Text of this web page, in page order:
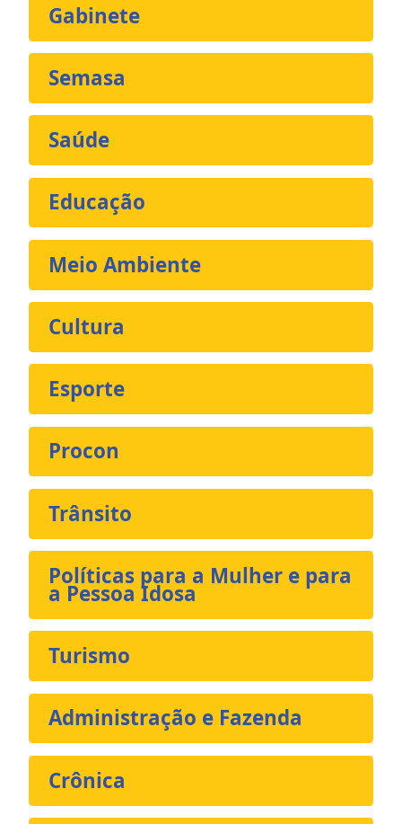
Gabinete
Semasa
Saúde
Educação
Meio Ambiente
Cultura
Esporte
Procon
Trânsito
Políticas para a Mulher e para
a Pessoa Idosa
Turismo
Administração e Fazenda
Crônica